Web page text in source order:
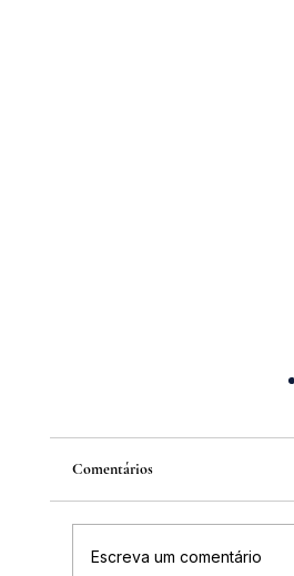
Comentários
Escreva um comentário